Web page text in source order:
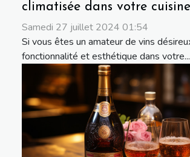
climatisée dans votre cuisine
Samedi 27 juillet 2024 01:54
Si vous êtes un amateur de vins
fonctionnalité et esthétique dans votre...